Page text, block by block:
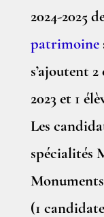
2024-2025
patrimoine
s’ajoutent
2023 et 1
Les
spécialités
(1